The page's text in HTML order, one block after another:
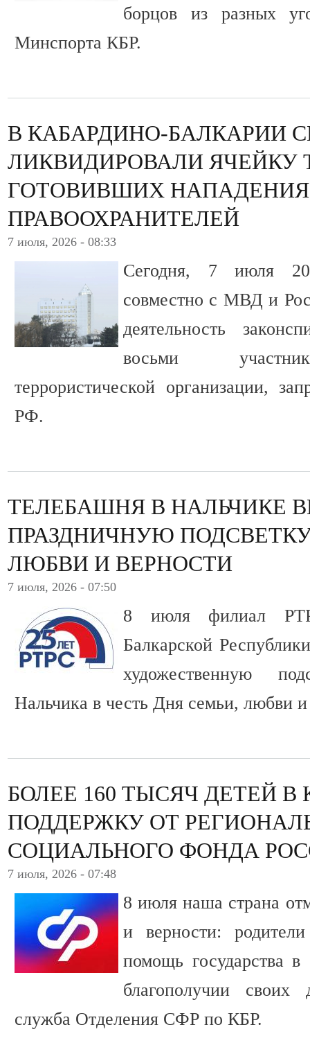
борцов из разных
Минспорта КБР.
В КАБАРДИНО-БАЛКАРИИ
ЛИКВИДИРОВАЛИ ЯЧЕЙКУ
ГОТОВИВШИХ
ПРАВООХРАНИТЕЛЕЙ
7 июля, 2026 - 08:33
Сегодня, 7 июля
совместно с МВД и
деятельность
восьми
террористической организации,
РФ.
ТЕЛЕБАШНЯ В НАЛЬЧИКЕ
ПРАЗДНИЧНУЮ
ЛЮБВИ И ВЕРНОСТИ
7 июля, 2026 - 07:50
8 июля филиал
Балкарской
художественную
Нальчика в честь Дня семьи, любви
БОЛЕЕ 160 ТЫСЯЧ ДЕТЕЙ
ПОДДЕРЖКУ ОТ
СОЦИАЛЬНОГО ФОНДА
7 июля, 2026 - 07:48
8 июля наша страна
и верности:
помощь государства в
благополучии своих
служба Отделения СФР по КБР.